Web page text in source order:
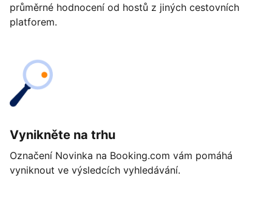
průměrné hodnocení od hostů z jiných cestovních
platforem.
Vynikněte na trhu
Označení Novinka na Booking.com vám pomáhá
vyniknout ve výsledcích vyhledávání.